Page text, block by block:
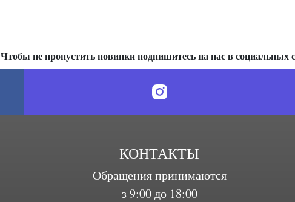
Чтобы не пропустить новинки подпишитесь на нас в социальных
КОНТАКТЫ
Обращения принимаются
з 9:00 до 18:00